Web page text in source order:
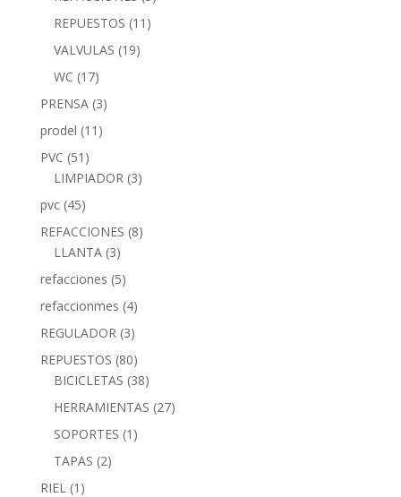
REPUESTOS (11)
VALVULAS (19)
WC (17)
PRENSA (3)
prodel (11)
PVC (51)
LIMPIADOR (3)
pvc (45)
REFACCIONES (8)
LLANTA (3)
refacciones (5)
refaccionmes (4)
REGULADOR (3)
REPUESTOS (80)
BICICLETAS (38)
HERRAMIENTAS (27)
SOPORTES (1)
TAPAS (2)
RIEL (1)